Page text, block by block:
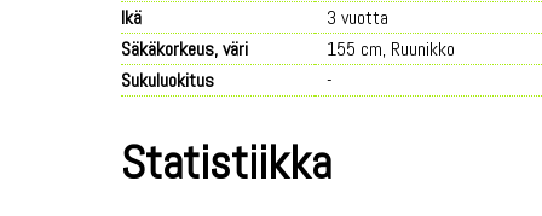
Ikä
3 vuotta
Säkäkorkeus, väri
155 cm, Ruunikko
Sukuluokitus
-
Statistiikka